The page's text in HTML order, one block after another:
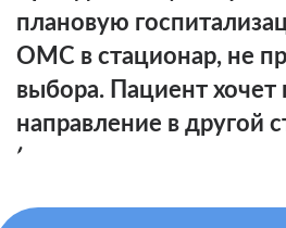
плановую
ОМС в стационар, не
выбора. Пациент хочет
направление в другой
(например, ближе к